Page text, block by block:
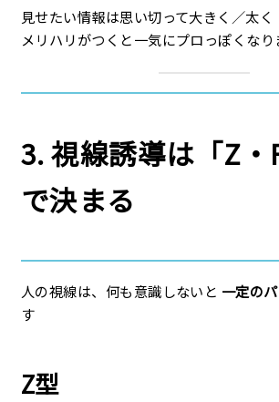
見せたい情報は思い切って大きく／太く
メリハリがつくと一気にプロっぽくなり
3. 視線誘導は「Z・
で決まる
人の視線は、何も意識しないと 一定の
す
Z型